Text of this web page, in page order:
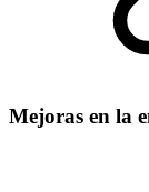
Mejoras en la